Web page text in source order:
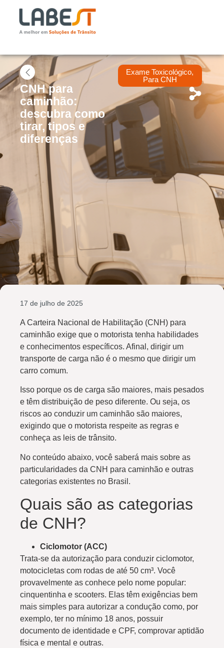
CNH para
caminhão:
descubra como
tirar, tipos e
diferenças
Exame Toxicológico,
Para CNH
17 de julho de 2025
A Carteira Nacional de Habilitação (CNH) para
caminhão exige que o motorista tenha habilidades
e conhecimentos específicos. Afinal, dirigir um
transporte de carga não é o mesmo que dirigir um
carro comum.
Isso porque os de carga são maiores, mais pesados
e têm distribuição de peso diferente. Ou seja, os
riscos ao conduzir um caminhão são maiores,
exigindo que o motorista respeite as regras e
conheça as leis de trânsito.
No conteúdo abaixo, você saberá mais sobre as
particularidades da CNH para caminhão e outras
categorias existentes no Brasil.
Quais são as categorias
de CNH?
Ciclomotor (ACC)
Trata-se da autorização para conduzir ciclomotor,
motocicletas com rodas de até 50 cm³. Você
provavelmente as conhece pelo nome popular:
cinquentinha e scooters. Elas têm exigências bem
mais simples para autorizar a condução como, por
exemplo, ter no mínimo 18 anos, possuir
documento de identidade e CPF, comprovar aptidão
física e mental e outras.